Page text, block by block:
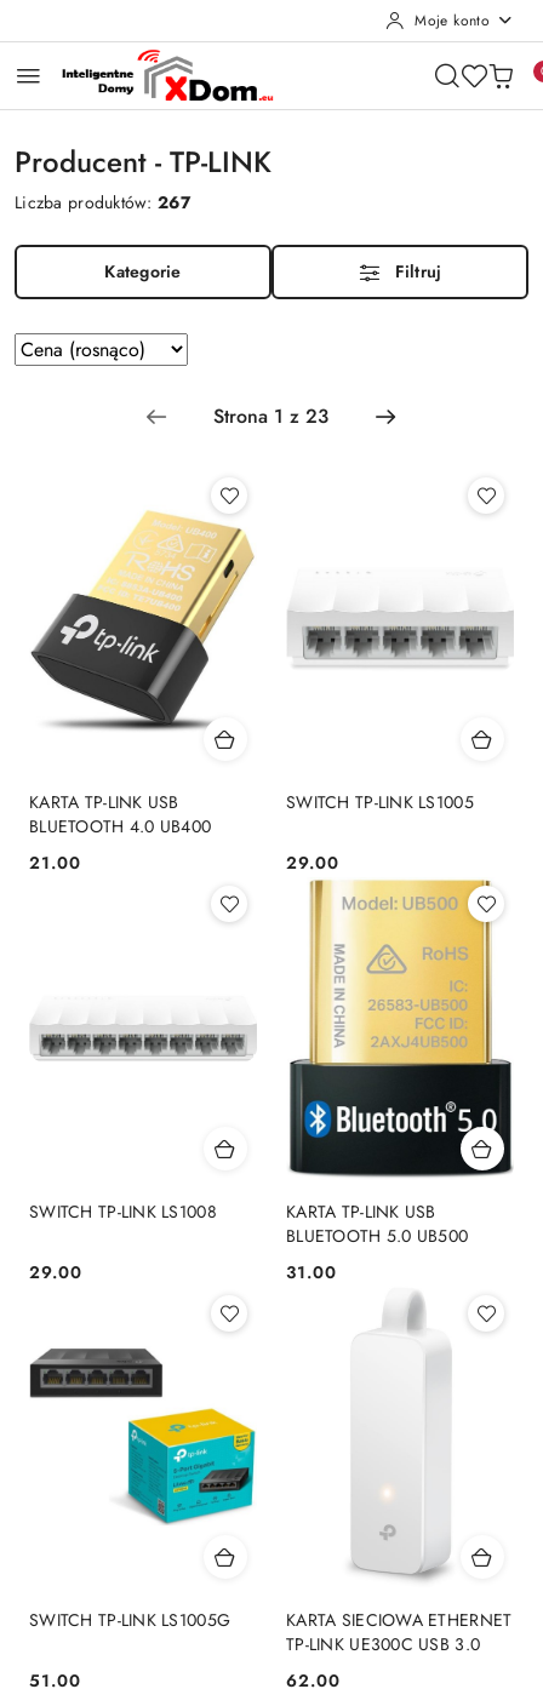
Moje konto
Producent - TP-LINK
Liczba produktów:267
Kategorie Filtruj
Zastosowano
sortowanie:
Sortuj
według
KARTA TP-LINK USB
BLUETOOTH 4.0 UB400
Cena:
21.00
SWITCH TP-LINK LS1005
Cena:
29.00
SWITCH TP-LINK LS1008
Cena:
29.00
KARTA TP-LINK USB
BLUETOOTH 5.0 UB500
Cena:
31.00
SWITCH TP-LINK LS1005G
51.00
KARTA SIECIOWA ETHERNET
TP-LINK UE300C USB 3.0
62.00